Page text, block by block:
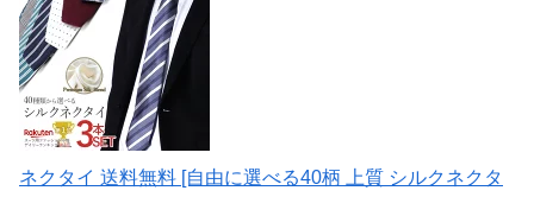
ネクタイ 送料無料 [自由に選べる40柄 上質 シルクネクタ